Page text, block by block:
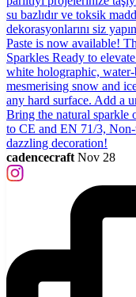
cadencecraft Nov 28